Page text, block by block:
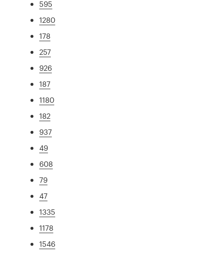
595
1280
178
257
926
187
1180
182
937
49
608
79
47
1335
1178
1546